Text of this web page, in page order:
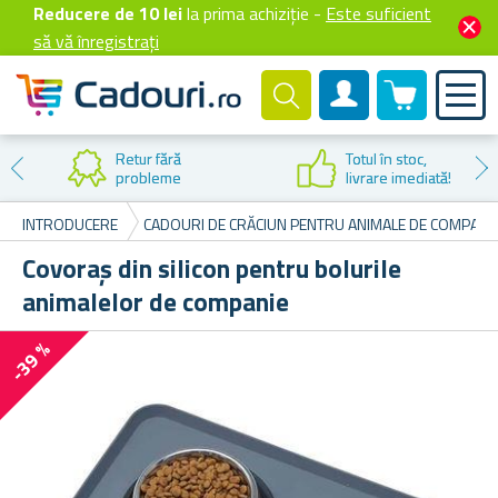
Reducere de 10 leila prima achiziție - Este suficient
să vă înregistrați
Cont client
0 produselor
Retur fără
probleme
Totul în stoc,
livrare imediată!
INTRODUCERE
CADOURI DE CRĂCIUN PENTRU ANIMALE DE
Covoraș din silicon pentru bolurile
animalelor de companie
-39 %